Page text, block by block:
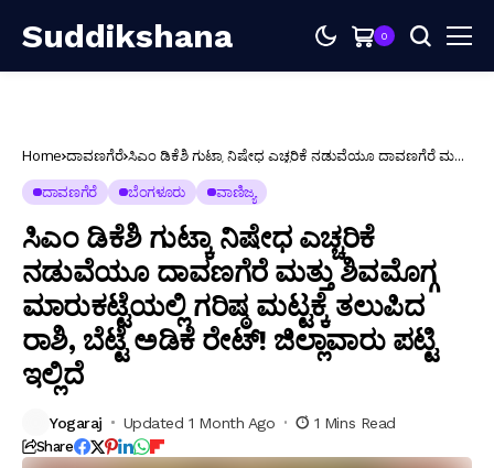
Suddikshana 0
Home ದಾವಣಗೆರೆ ಸಿಎಂ ಡಿಕೆಶಿ ಗುಟ್ಕಾ ನಿಷೇಧ ಎಚ್ಚರಿಕೆ ನಡುವೆಯೂ ದಾವಣಗೆರೆ ಮತ್ತು
ರೇಟ್! ಜಿಲ್ಲಾವಾರು ಪಟ್ಟಿ ಇಲ್ಲಿದೆ
ದಾವಣಗೆರೆ ಬೆಂಗಳೂರು ವಾಣಿಜ್ಯ
ಸಿಎಂ ಡಿಕೆಶಿ ಗುಟ್ಕಾ ನಿಷೇಧ ಎಚ್ಚರಿಕೆ
ನಡುವೆಯೂ ದಾವಣಗೆರೆ ಮತ್ತು ಶಿವಮೊಗ್ಗ
ಮಾರುಕಟ್ಟೆಯಲ್ಲಿ ಗರಿಷ್ಠ ಮಟ್ಟಕ್ಕೆ ತಲುಪಿದ
ರಾಶಿ, ಬೆಟ್ಟೆ ಅಡಿಕೆ ರೇಟ್! ಜಿಲ್ಲಾವಾರು ಪಟ್ಟಿ
ಇಲ್ಲಿದೆ
Yogaraj Updated 1 Month Ago 1 Mins Read
Share